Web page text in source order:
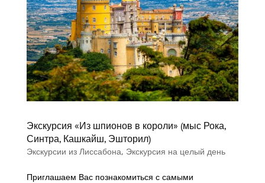
Экскурсия «Из шпионов в короли» (мыс Рока,
Синтра, Кашкайш, Эшторил)
Экскурсии из Лиссабона, Экскурсия на целый день
Приглашаем Вас познакомиться с самыми